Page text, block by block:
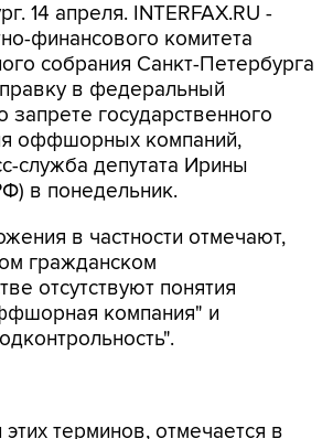
14 апреля. INTERFAX.RU -
финансового комитета
собрания Санкт-Петербурга
в федеральный
запрете государственного
оффшорных компаний,
служба депутата Ирины
в понедельник.
в частности отмечают,
гражданском
отсутствуют понятия
компания" и